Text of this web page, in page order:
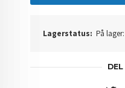
Lagerstatus: På